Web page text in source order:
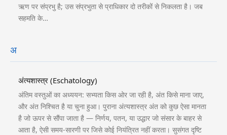
ऋण पर संप्रभु है; उस संप्रभुता से प्राधिकार दो तरीकों से निकलता है। जब
सहमति के…
अ
अंत्यशास्त्र (Eschatology)
अंतिम वस्तुओं का अध्ययन: सभ्यता किस ओर जा रही है, अंत किसे माना जाए,
और अंत निश्चित है या चुना हुआ। पुराना अंत्यशास्त्र अंत को कुछ ऐसा मानता
है जो ऊपर से सौंपा जाता है — निर्णय, पतन, या उद्धार जो संसार के बाहर से
आता है, ऐसी समय-सारणी पर जिसे कोई नियंत्रित नहीं करता। सुसंगत दृष्टि